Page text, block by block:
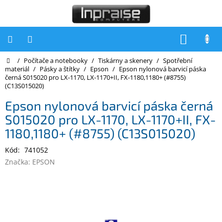
Počítače
Počítače
Inpraise
Notebooky
Tiskárny
Monitory
Akce
Domů
/ Počítače a notebooky / Tiskárny a skenery / Spotřební
materiál / Pásky a štítky / Epson / Epson nylonová barvicí páska
černá S015020 pro LX-1170, LX-1170+II, FX-1180,1180+ (#8755)
(C13S015020)
Epson nylonová barvicí páska černá
S015020 pro LX-1170, LX-1170+II, FX-
1180,1180+ (#8755) (C13S015020)
Kód: 741052
Značka: EPSON